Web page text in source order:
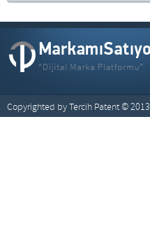
Copyrighted by Tercih Patent © 2013